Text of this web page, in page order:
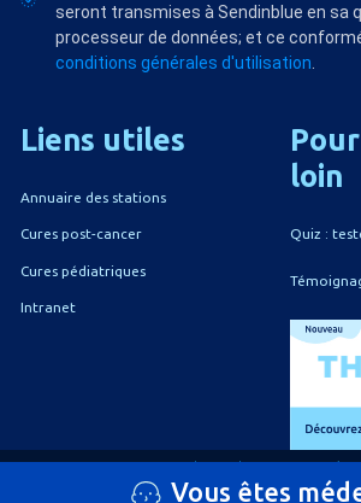
Vous êtes
seront transmises à Sendinblue en sa
processeur de données; et ce
conditions générales d'utilisation
Liens utiles
Annuaire des stations
Cures post-cancer
Cures pédiatriques
Intranet
Pour
loin
Quiz :